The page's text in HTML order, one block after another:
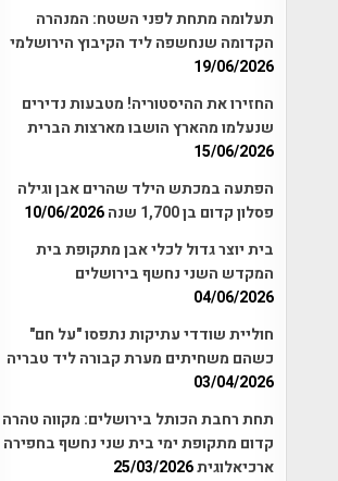
תעלומה מתחת לפני השטח: המנהרה
הקדומה שנחשפה ליד הקיבוץ הירושלמי
19/06/2026
החזירו את ההיסטוריה! מטבעות נדירים
שנעלמו מהארץ הושבו מארצות הברית
15/06/2026
הפתעה במכתש הילד שהרים אבן וגילה
פסלון קדום בן 1,700 שנה
10/06/2026
בית יוצר גדול לכלי אבן מתקופת בית
המקדש השני נחשף בירושלים
04/06/2026
חוליית שודדי עתיקות נתפסו "על חם"
כשהם משחיתים מערת קבורה ליד טבריה
03/04/2026
תחת רחבת הכותל בירושלים: מקווה טהרה
קדום מתקופת ימי בית שני נחשף בחפירה
ארכיאלוגית25/03/2026